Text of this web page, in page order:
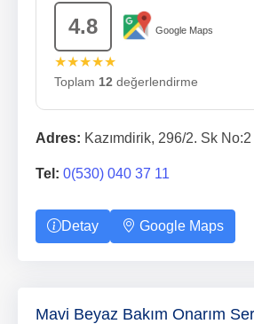
4.8 Google Maps
★★★★★
Toplam 12 değerlendirme
Adres: Kazımdirik, 296/2. Sk
Tel: 0(530) 040 37 11
Detay Google Maps
Mavi Beyaz Bakım Onarım